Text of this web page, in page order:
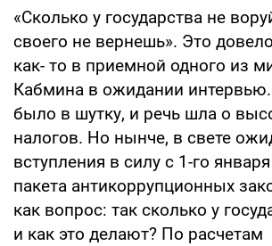
«Сколько у государства не
своего не вернешь». Это
как- то в приемной одного из
Кабмина в ожидании
было в шутку, и речь шла о
налогов. Но нынче, в свете
вступления в силу с 1-го
пакета антикоррупционных
как вопрос: так сколько у
и как это делают? По расчетам